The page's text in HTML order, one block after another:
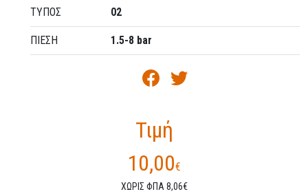
ΤΥΠΟΣ 02
ΠΙΕΣΗ 1.5-8 bar
Τιμή
10,00€
ΧΩΡΙΣ ΦΠΑ 8,06€